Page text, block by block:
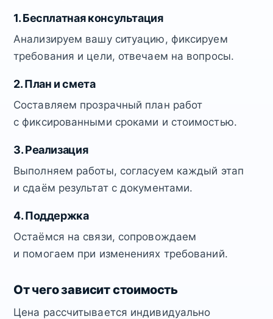
1. Бесплатная консультация
Анализируем вашу ситуацию, фиксируем
требования и цели, отвечаем на вопросы.
2. План и смета
Составляем прозрачный план работ
с фиксированными сроками и стоимостью.
3. Реализация
Выполняем работы, согласуем каждый этап
и сдаём результат с документами.
4. Поддержка
Остаёмся на связи, сопровождаем
и помогаем при изменениях требований.
От чего зависит стоимость
Цена рассчитывается индивидуально